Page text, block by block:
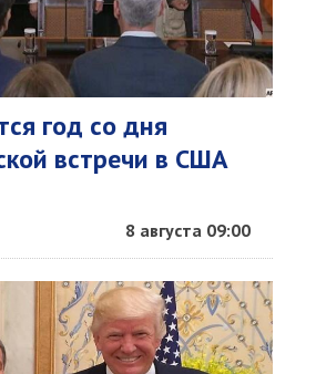
год со дня
встречи в США
8 августа 09:00